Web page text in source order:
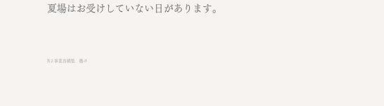
夏場はお受けしていない日があります。
R２事業再構築 機‐8